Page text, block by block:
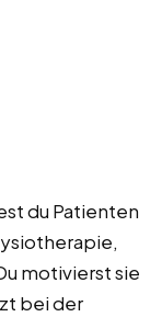
du Patienten
motivierst sie
bei der